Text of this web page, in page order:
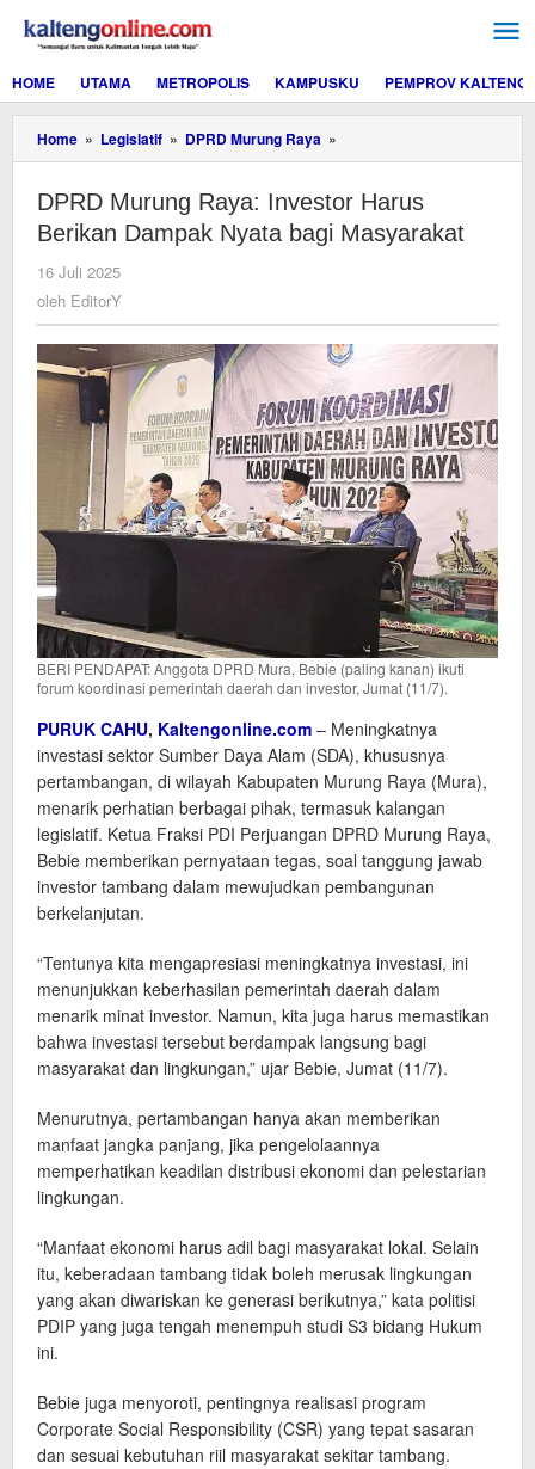
konten
HOME
UTAMA METROPOLIS KAMPUSKU PEMPROV KALTENG
Home » Legislatif » DPRD Murung Raya »
Murung
Investor
Harus
Berikan
Masyarakat
DPRD Murung Raya: Investor Harus
Berikan Dampak Nyata bagi Masyarakat
16 Juli 2025
oleh EditorY
BERI PENDAPAT: Anggota DPRD Mura, Bebie (paling kanan) ikuti
forum koordinasi pemerintah daerah dan investor, Jumat (11/7).
PURUK CAHU, Kaltengonline.com – Meningkatnya
investasi sektor Sumber Daya Alam (SDA), khususnya
pertambangan, di wilayah Kabupaten Murung Raya (Mura),
menarik perhatian berbagai pihak, termasuk kalangan
legislatif. Ketua Fraksi PDI Perjuangan DPRD Murung Raya,
Bebie memberikan pernyataan tegas, soal tanggung jawab
investor tambang dalam mewujudkan pembangunan
berkelanjutan.
“Tentunya kita mengapresiasi meningkatnya investasi, ini
menunjukkan keberhasilan pemerintah daerah dalam
menarik minat investor. Namun, kita juga harus memastikan
bahwa investasi tersebut berdampak langsung bagi
masyarakat dan lingkungan,” ujar Bebie, Jumat (11/7).
Menurutnya, pertambangan hanya akan memberikan
manfaat jangka panjang, jika pengelolaannya
memperhatikan keadilan distribusi ekonomi dan pelestarian
lingkungan.
“Manfaat ekonomi harus adil bagi masyarakat lokal. Selain
itu, keberadaan tambang tidak boleh merusak lingkungan
yang akan diwariskan ke generasi berikutnya,” kata politisi
PDIP yang juga tengah menempuh studi S3 bidang Hukum
ini.
Bebie juga menyoroti, pentingnya realisasi program
Corporate Social Responsibility (CSR) yang tepat sasaran
dan sesuai kebutuhan riil masyarakat sekitar tambang.